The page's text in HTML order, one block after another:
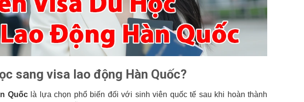
sang visa lao động Hàn Quốc?
Quốclà lựa chọn phổ biến đối với sinh viên quốc tế sau khi hoàn thành